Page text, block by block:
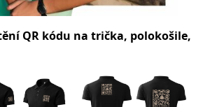
QR kódu na trička, polokošile,